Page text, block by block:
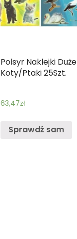
Polsyr Naklejki Duże
Koty/Ptaki 25Szt.
63,47zł
Sprawdź sam